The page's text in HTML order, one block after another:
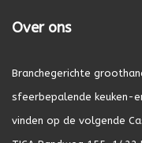
Over ons
Branchegerichte
sfeerbepalende keuken-
vinden op de volgende